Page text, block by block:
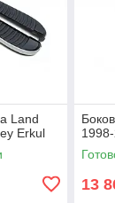
Land
Erkul
13